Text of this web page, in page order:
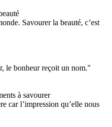
Savourer la beauté, c’est
le bonheur reçoit un nom."
à savourer
car l’impression qu’elle nous